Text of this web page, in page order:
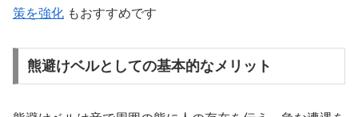
策を強化 もおすすめです
熊避けベルとしての基本的なメリット